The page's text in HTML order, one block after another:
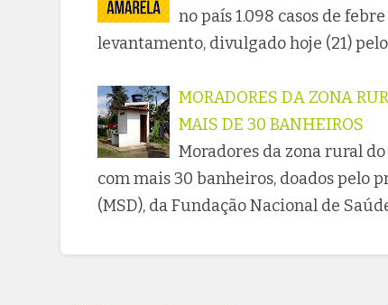
no país 1.098 casos de
levantamento, divulgado hoje (21)
MORADORES DA ZONA
MAIS DE 30 BANHEIROS
Moradores da zona rural
com mais 30 banheiros, doados pelo
(MSD), da Fundação Nacional de